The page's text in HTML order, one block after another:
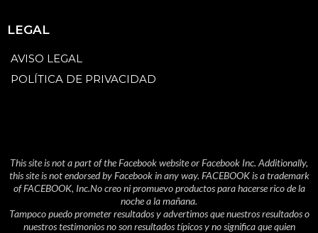
LEGAL
AVISO LEGAL
POLÍTICA DE PRIVACIDAD
This site is not a part of the Facebook website or Facebook Inc. Additionally,
this site is not endorsed by Facebook in any way. FACEBOOK is a trademark
of FACEBOOK, Inc.No creo ni promuevo productos para hacerse rico de la
noche a la mañana.
Tampoco puedo prometer resultados y advertimos que nuestros resultados o
nuestros testimonios no son resultados típicos y no significa que quien